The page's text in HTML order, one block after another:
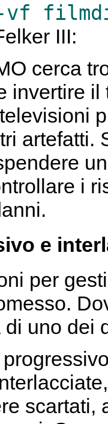
vf
III:
cerca
invertire
artefatti.
i
e
per
uno dei
scartati,